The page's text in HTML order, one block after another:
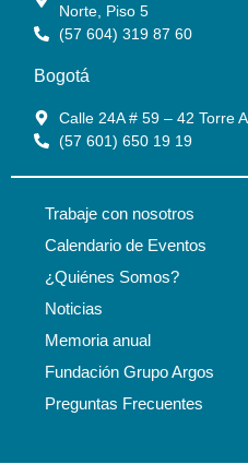
Norte, Piso 5
(57 604) 319 87 60
Bogotá
Calle 24A # 59 – 42 Torre
(57 601) 650 19 19
Trabaje con nosotros
Calendario de Eventos
¿Quiénes Somos?
Noticias
Memoria anual
Fundación Grupo Argos
Preguntas Frecuentes